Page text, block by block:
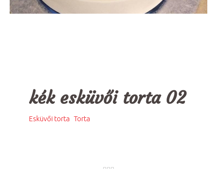
kék esküvői torta 02
Esküvői torta Torta